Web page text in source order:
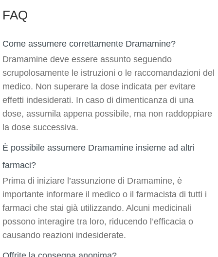
FAQ
Come assumere correttamente Dramamine?
Dramamine deve essere assunto seguendo
scrupolosamente le istruzioni o le raccomandazioni del
medico. Non superare la dose indicata per evitare
effetti indesiderati. In caso di dimenticanza di una
dose, assumila appena possibile, ma non raddoppiare
la dose successiva.
È possibile assumere Dramamine insieme ad altri
farmaci?
Prima di iniziare l’assunzione di Dramamine, è
importante informare il medico o il farmacista di tutti i
farmaci che stai già utilizzando. Alcuni medicinali
possono interagire tra loro, riducendo l’efficacia o
causando reazioni indesiderate.